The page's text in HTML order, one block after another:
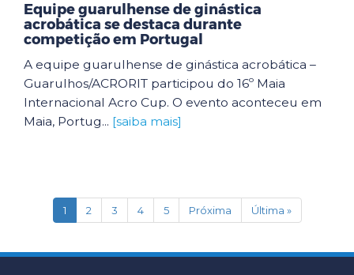
Equipe guarulhense de ginástica
acrobática se destaca durante
competição em Portugal
A equipe guarulhense de ginástica acrobática –
Guarulhos/ACRORIT participou do 16º Maia
Internacional Acro Cup. O evento aconteceu em
Maia, Portug... [saiba mais]
1(current)
2 3 4 5 Próxima Última »